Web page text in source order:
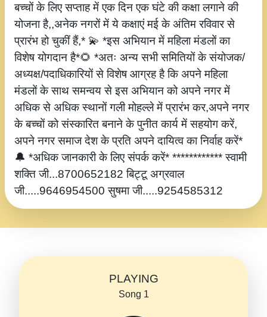
बच्चों के लिए सप्ताह में एक दिन एक घंटे की कक्षा लगाने की
योजना है,,अनेक नगरों में ये कक्षाएं मई के अंतिम रविवार से
प्रारंभ हो चुकीं हैं,* 💫 *इस अभियान में महिला मंडलों का
विशेष योगदान है*🌻 *अतः अन्य सभी समितियों के संयोजक/
अध्यक्ष/पदाधिकारियों से विशेष आग्रह है कि अपने महिला
मंडलों के साथ समन्वय से इस अभियान को अपने नगर में
अधिक से अधिक स्थानों गली मोहल्ले में प्रारंभ कर,अपने नगर
के बच्चों को संस्कारित बनाने के पुनीत कार्य में सहयोग करें,
अपने नगर समाज देश के प्रति अपने दायित्व का निर्वाह करें*
🔔 *अधिक जानकारी के लिए संपर्क करें* ************ स्वामी
शक्ति जी...8700652182 बिट्टू अग्रवाल
जी.....9646954500 सुषमा जी.....9254585312
PLAYING
Song 1